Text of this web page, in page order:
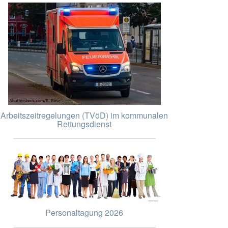
Arbeitszeitregelungen (TVöD) im kommunalen
Rettungsdienst
Personaltagung 2026